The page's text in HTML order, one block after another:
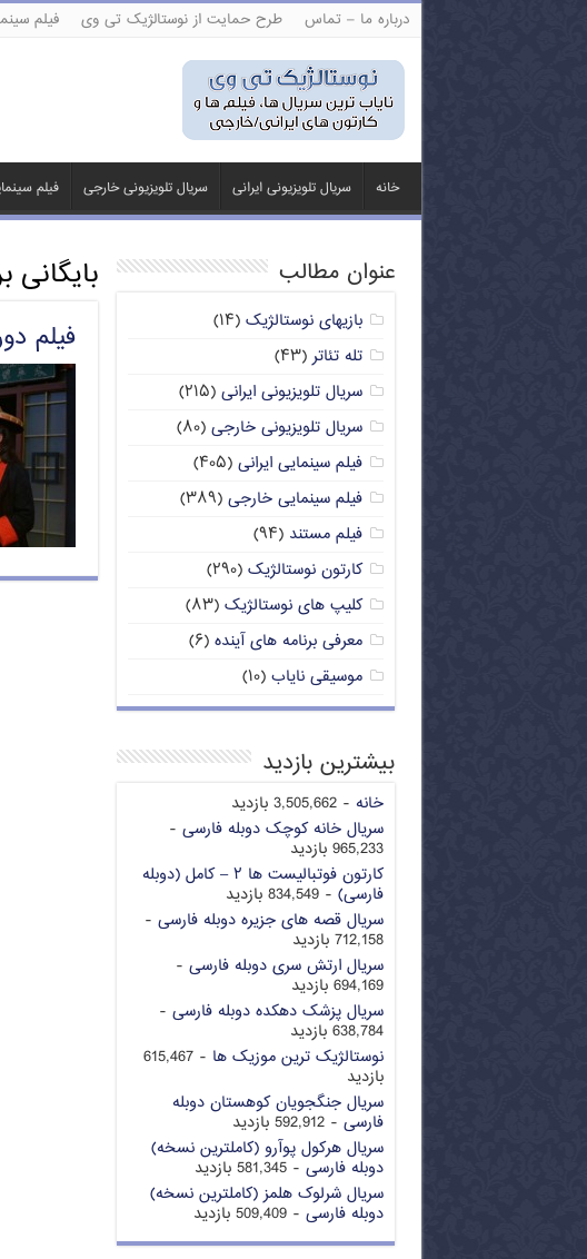
درباره ما – تماس طرح حمایت از نوستالژیک تی وی فیلم
خانه سریال تلویزیونی ایرانی سریال تلویزیونی خارجی فیلم
فیلم دور
عنوان مطالب
بازیهای نوستالژیک (۱۴)
تله تئاتر(۴۳)
سریال تلویزیونی ایرانی (۲۱۵)
سریال تلویزیونی خارجی (۸۰)
فیلم سینمایی ایرانی (۴۰۵)
فیلم سینمایی خارجی (۳۸۹)
فیلم مستند (۹۴)
کارتون نوستالژیک (۲۹۰)
کلیپ های نوستالژیک (۸۳)
معرفی برنامه های آینده (۶)
موسیقی نایاب (۱۰)
بیشترین بازدید
خانه - 3,505,662 بازدید
سریال خانه کوچک دوبله فارسی -
965,233 بازدید
کارتون فوتبالیست ها ۲ – کامل (دوبله
فارسی) - 834,549 بازدید
سریال قصه های جزیره دوبله فارسی -
712,158 بازدید
سریال ارتش سری دوبله فارسی -
694,169 بازدید
سریال پزشک دهکده دوبله فارسی -
638,784 بازدید
نوستالژیک ترین موزیک ها
- 615,467
بازدید
سریال جنگجویان کوهستان دوبله
فارسی - 592,912 بازدید
سریال هرکول پوآرو (کاملترین نسخه)
دوبله فارسی - 581,345 بازدید
سریال شرلوک هلمز (کاملترین نسخه)
دوبله فارسی - 509,409 بازدید